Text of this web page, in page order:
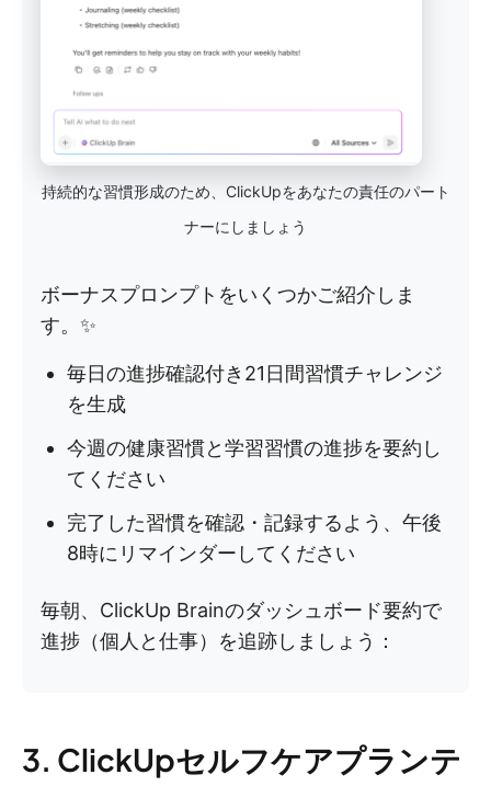
持続的な習慣形成のため、ClickUpをあなたの責任のパート
ナーにしましょう
ボーナスプロンプトをいくつかご紹介しま
す。✨
毎日の進捗確認付き21日間習慣チャレンジ
を生成
今週の健康習慣と学習習慣の進捗を要約し
てください
完了した習慣を確認・記録するよう、午後
8時にリマインダーしてください
毎朝、ClickUp Brainのダッシュボード要約で
進捗（個人と仕事）を追跡しましょう：
3. ClickUpセルフケアプランテ